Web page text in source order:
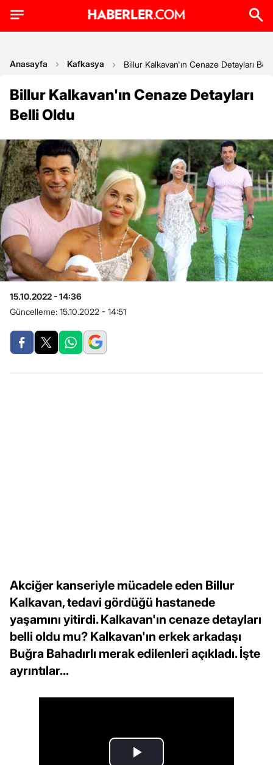
Anasayfa Kafkasya Billur Kalkavan'ın Cenaze Detayları
Billur Kalkavan'ın Cenaze Detayları
Belli Oldu
15.10.2022 - 14:36
Güncelleme: 15.10.2022 - 14:51
Akciğer kanseriyle mücadele eden Billur
Kalkavan, tedavi gördüğü hastanede
yaşamını yitirdi. Kalkavan'ın cenaze detayları
belli oldu mu? Kalkavan'ın erkek arkadaşı
Buğra Bahadırlı merak edilenleri açıkladı. İşte
ayrıntılar...